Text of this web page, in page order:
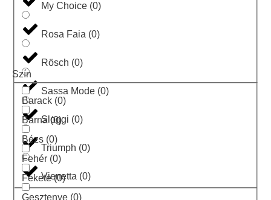
My Choice (0)
Rosa Faia (0)
Rösch (0)
Sassa Mode (0)
Sloggi (0)
Triumph (0)
Vienetta (0)
Szín
Barack (0)
Barna (0)
Bézs (0)
Fehér (0)
Fekete(0)
Gesztenye (0)